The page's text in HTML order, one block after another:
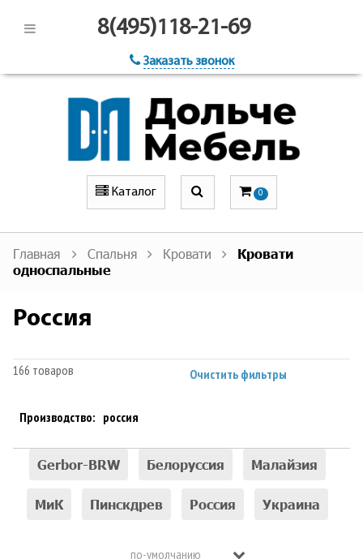
8(495)118-21-69
Заказать звонок
Каталог 0
Главная Спальня Кровати
Кровати
односпальные
Россия
166 товаров Очистить фильтры
Производство: россия
Gerbor-BRW Белоруссия Малайзия
МиК Пинскдрев Россия Украина